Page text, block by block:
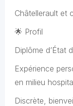
Châtellerault et
🌟 Profil
Diplôme d’État
Expérience
en milieu
Discrète,